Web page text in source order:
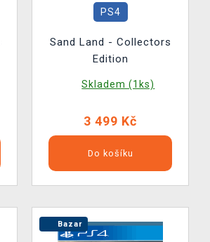
PS4
Sand Land - Collectors
Edition
Skladem (1ks)
3 499 Kč
Do košíku
Bazar